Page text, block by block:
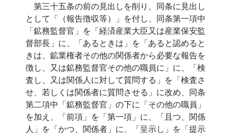
第三十五条の前の見出しを削り、同条に見出し
として「（報告徴収等）」を付し、同条第一項中
「鉱務監督官」を「経済産業大臣又は産業保安監
督部長」に、「あるときは」を「あると認めると
きは、鉱業権者その他の関係者から必要な報告を
徴し、又は鉱務監督官その他の職員に」に、「検
査し、又は関係人に対して質問する」を「検査さ
せ、若しくは関係者に質問させる」に改め、同条
第二項中「鉱務監督官」の下に「その他の職員」
を加え、「前項」を「第一項」に、「且つ、関係
人」を「かつ、関係者」に、「呈示し」を「提示